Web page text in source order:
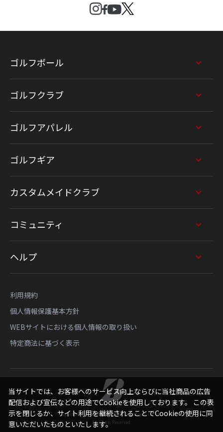
ゴルフボール
ゴルフクラブ
ゴルフアパレル
ゴルフギア
カスタムメイドクラブ
コミュニティ
ヘルプ
利用規約
個人情報保護基本方針
WEBサイトにおける個人情報の取り扱い
特定商法に基づく表示
Copyright © Bridgestone Sports Sales Japan Co., Ltd.
All Rights Reserved.
当サイトでは、お客様へのサービス向上ならびに当社商品の広告
配信および宣伝などの用途でCookieを使用しております。 この表
示を閉じるか、サイト利用を継続されることでCookieの使用に同
意いただいたものといたします。